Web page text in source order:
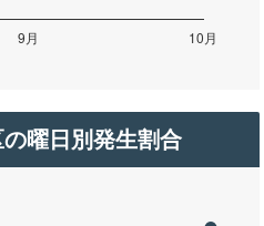
曜日別発生割合